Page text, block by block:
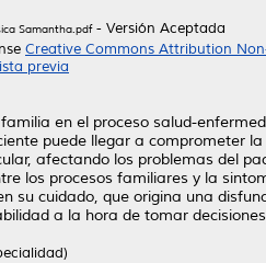
Samantha.pdf- Versión Aceptada
Creative Commons Attribution
previa
en el proceso salud-
puede llegar a comprometer
afectando los problemas del
los procesos familiares y la
su cuidado, que origina una
a la hora de tomar